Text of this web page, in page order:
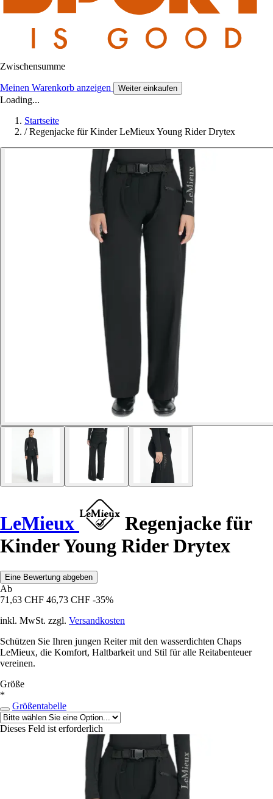
Zwischensumme
Meinen Warenkorb anzeigen Weiter einkaufen
Loading...
Startseite
/ Regenjacke für Kinder LeMieux Young Rider Drytex
LeMieux
Regenjacke für
Kinder Young Rider Drytex
Eine Bewertung abgeben
Ab
71,63 CHF 46,73 CHF -35%
inkl. MwSt. zzgl. Versandkosten
Schützen Sie Ihren jungen Reiter mit den wasserdichten Chaps
LeMieux, die Komfort, Haltbarkeit und Stil für alle Reitabenteuer
vereinen.
Größe
*
Größentabelle
Dieses Feld ist erforderlich